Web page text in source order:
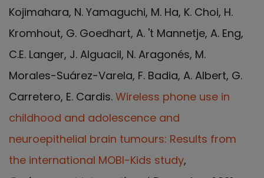
Kojimahara, N. Yamaguchi, M. Ha, K. Choi, H.
Kromhout, G. Goedhart, A. 't Mannetje, A. Eng,
C.E. Langer, J. Alguacil, N. Aragonés, M.
Morales-Suárez-Varela, F. Badia, A. Albert, G.
Carretero, E. Cardis. Wireless phone use in
childhood and adolescence and
neuroepithelial brain tumours: Results from
the international MOBI-Kids study,